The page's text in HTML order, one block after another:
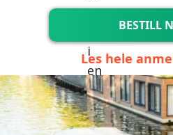
BESTILL
Les hele